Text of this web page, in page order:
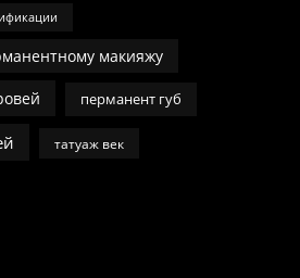
макияжу
перманент губ
татуаж век